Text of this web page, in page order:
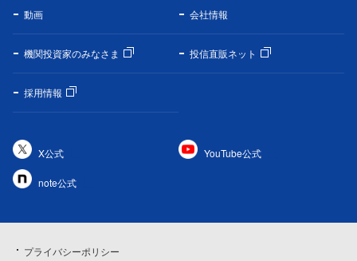
動画 会社情報
機関投資家のみなさま 投信直販ネット
採用情報
X公式 YouTube公式
note公式
プライバシーポリシー